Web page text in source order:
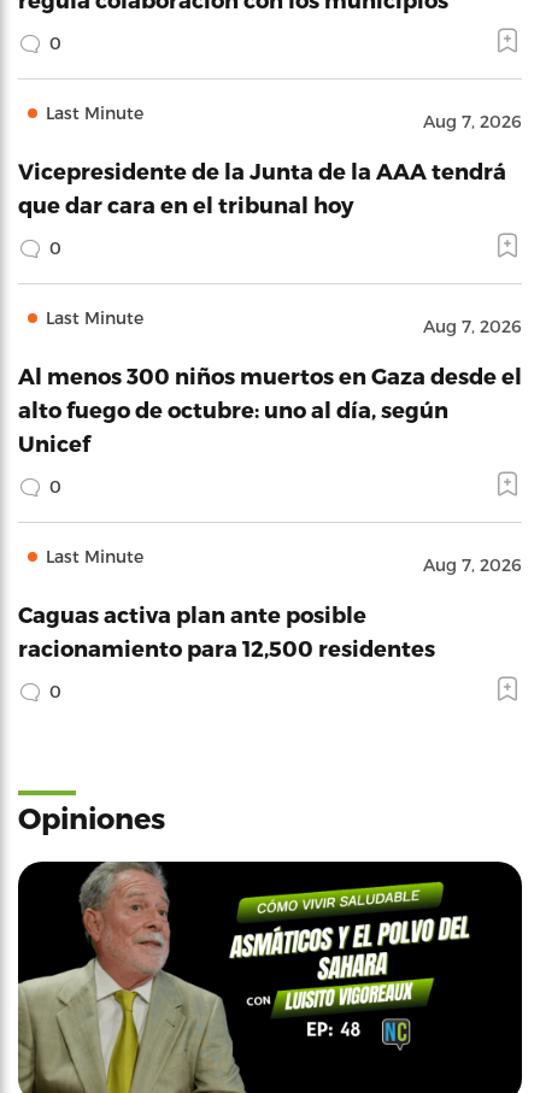
0
Last Minute Aug 7, 2026
Vicepresidente de la Junta de la AAA tendrá
que dar cara en el tribunal hoy
0
Last Minute Aug 7, 2026
Al menos 300 niños muertos en Gaza desde el
alto fuego de octubre: uno al día, según
Unicef
0
Last Minute Aug 7, 2026
Caguas activa plan ante posible
racionamiento para 12,500 residentes
0
Opiniones